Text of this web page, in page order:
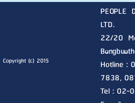
Copyright (c) 2015
PEOPLE
LTD.
22/20
Hotline :
7838,
Tel :